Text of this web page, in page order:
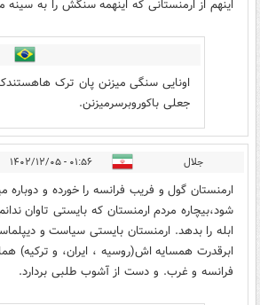
اینهم از ارمنستانی که اینهمه سنگش را به سینه
اونایی سنگی میزنن پان ترک
جعلی باکوروبرسرمیزنن.
جلال ۰۱:۵۶ - ۱۴۰۲/۱۲/۰۵
ارمنستان گول و فریب فرانسه را خورده و دوباره
شود،بیچاره مردم ارمنستان که بایستی تاوان
ابله را بدهد. ارمنستان بایستی سیاست و
ابرقدرت همسایه اش(روسیه ، ایران، و ترکیه)
فرانسه و غرب. و دست از آشوب طلبی بردارد.